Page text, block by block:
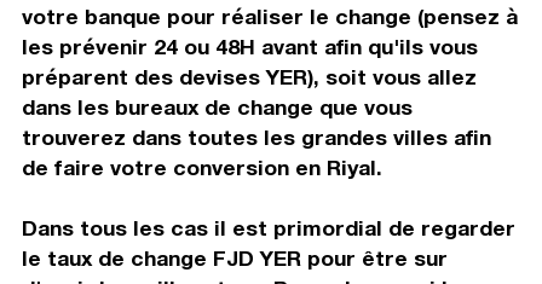
votre banque pour réaliser le change (pensez à
les prévenir 24 ou 48H avant afin qu'ils vous
préparent des devises YER), soit vous allez
dans les bureaux de change que vous
trouverez dans toutes les grandes villes afin
de faire votre conversion en Riyal.
Dans tous les cas il est primordial de regarder
le taux de change FJD YER pour être sur